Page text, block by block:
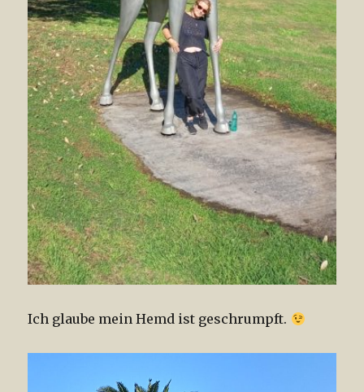
Ich glaube mein Hemd ist geschrumpft.